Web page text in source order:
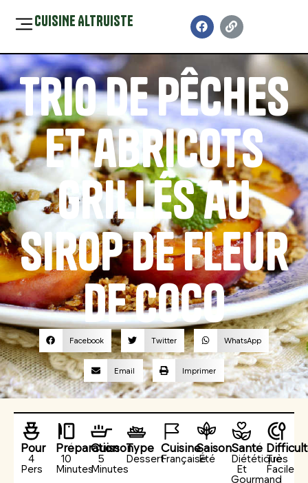
CUISINE ALTRUISTE
Trio de pêches
et abricots
grillés au
sirop de fleur
de coco
Facebook Twitter WhatsApp
Email Imprimer
Pour
4
Pers
Préparation
10
Minutes
Cuisson
5
Minutes
Type
Dessert
Cuisine
Française
Saison
Été
Santé
Diététique
Et
Gourmand
Très
Facile